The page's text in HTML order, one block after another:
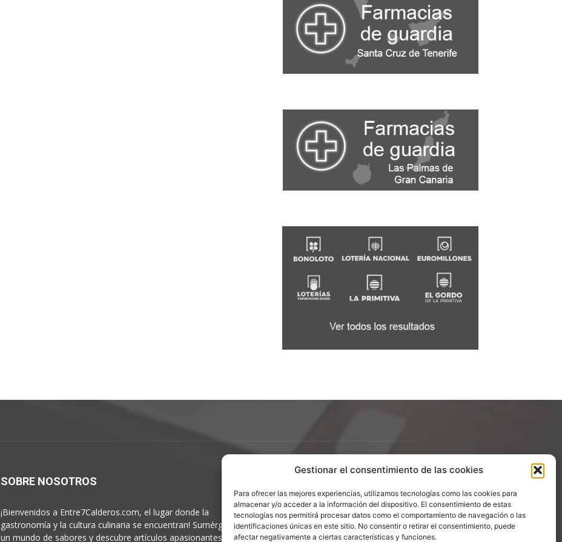
Gestionar el consentimiento de las cookies
Para ofrecer las mejores experiencias, utilizamos tecnologías como las cookies para
almacenar y/o acceder a la información del dispositivo. El consentimiento de estas
tecnologías nos permitirá procesar datos como el comportamiento de navegación o las
identificaciones únicas en este sitio. No consentir o retirar el consentimiento, puede
afectar negativamente a ciertas características y funciones.
SOBRE NOSOTROS
¡Bienvenidos a Entre7Calderos.com, el lugar donde la
gastronomía y la cultura culinaria se encuentran! Sumérgete en
un mundo de sabores y descubre artículos apasionantes.